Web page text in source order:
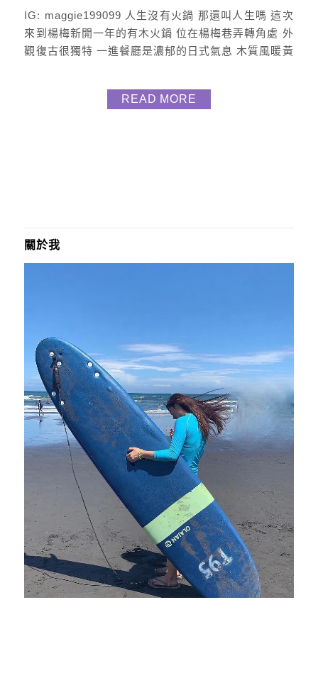
IG: maggie199099 人生沒有火鍋 那還叫人生嗎 這次
來到楊梅新開一年的有木火鍋 位在楊梅巷弄轉角處 外
觀復古很獨特 一進餐廳是濃郁的日式氣息 木質風暖黃
我們選 藥膳鍋 濃厚的藥膳十全大補 搭配火鍋還挺不
READ MORE
關於我